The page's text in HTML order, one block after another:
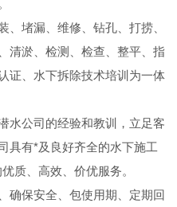
、堵漏、维修、钻孔、打捞、
清淤、检测、检查、整平、指
证、水下拆除技术培训为一体
水公司的经验和教训，立足客
具有*及良好齐全的水下施工
质、高效、价优服务。
确保安全、包使用期、定期回